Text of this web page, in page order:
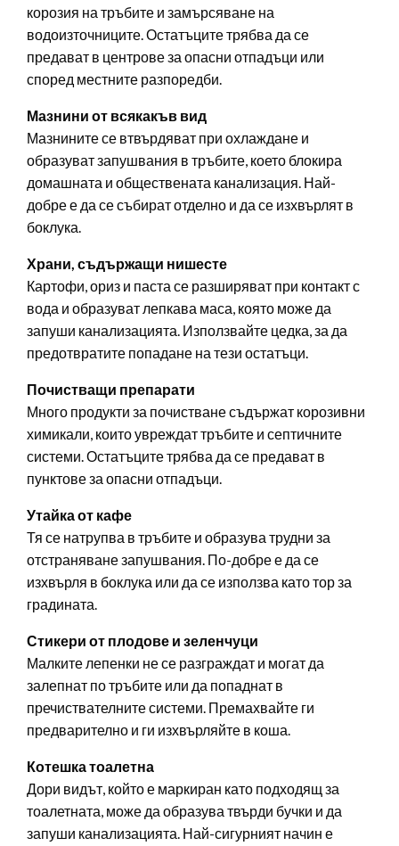
корозия на тръбите и замърсяване на
водоизточниците. Остатъците трябва да се
предават в центрове за опасни отпадъци или
според местните разпоредби.
Мазнини от всякакъв вид
Мазнините се втвърдяват при охлаждане и
образуват запушвания в тръбите, което блокира
домашната и обществената канализация. Най-
добре е да се събират отделно и да се изхвърлят в
боклука.
Храни, съдържащи нишесте
Картофи, ориз и паста се разширяват при контакт с
вода и образуват лепкава маса, която може да
запуши канализацията. Използвайте цедка, за да
предотвратите попадане на тези остатъци.
Почистващи препарати
Много продукти за почистване съдържат корозивни
химикали, които увреждат тръбите и септичните
системи. Остатъците трябва да се предават в
пунктове за опасни отпадъци.
Утайка от кафе
Тя се натрупва в тръбите и образува трудни за
отстраняване запушвания. По-добре е да се
изхвърля в боклука или да се използва като тор за
градината.
Стикери от плодове и зеленчуци
Малките лепенки не се разграждат и могат да
залепнат по тръбите или да попаднат в
пречиствателните системи. Премахвайте ги
предварително и ги изхвърляйте в коша.
Котешка тоалетна
Дори видът, който е маркиран като подходящ за
тоалетната, може да образува твърди бучки и да
запуши канализацията. Най-сигурният начин е